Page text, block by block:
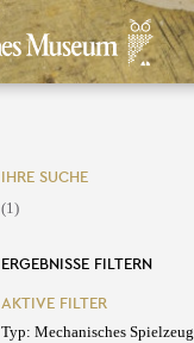
IHRE SUCHE
(1)
ERGEBNISSE FILTERN
AKTIVE FILTER
Typ: Mechanisches Spielzeug